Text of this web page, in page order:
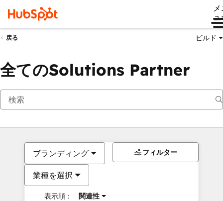
ュ
戻る ビルド
全てのSolutions Partner
ブランディング
業種を選択
表示順： 関連性
フィルター